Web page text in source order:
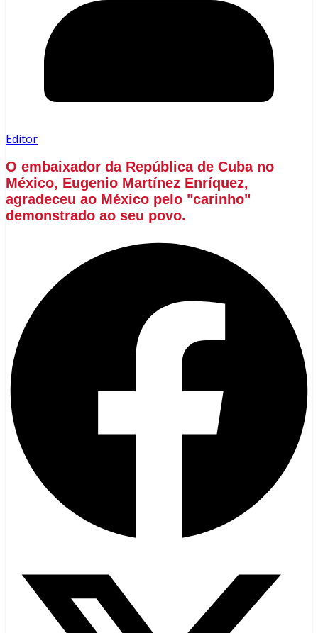
Editor
O embaixador da República de Cuba no
México, Eugenio Martínez Enríquez,
agradeceu ao México pelo "carinho"
demonstrado ao seu povo.